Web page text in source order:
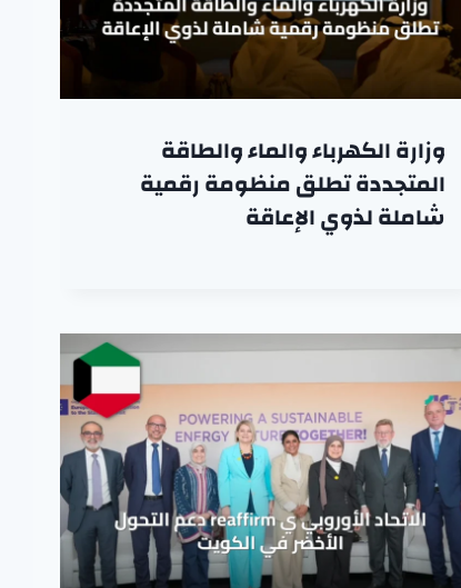
وزارة الكهرباء والماء والطاقة
المتجددة تطلق منظومة رقمية
شاملة لذوي الإعاقة